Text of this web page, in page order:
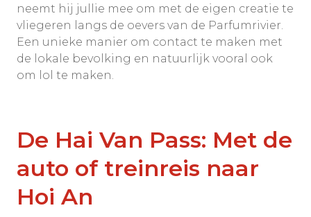
neemt hij jullie mee om met de eigen creatie te
vliegeren langs de oevers van de Parfumrivier.
Een unieke manier om contact te maken met
de lokale bevolking en natuurlijk vooral ook
om lol te maken.
De Hai Van Pass: Met de
auto of treinreis naar
Hoi An